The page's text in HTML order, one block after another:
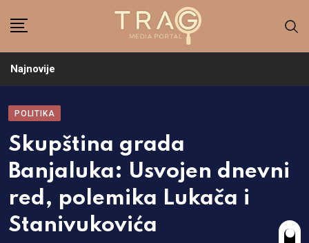
Najnovije
POLITIKA
Skupština grada
Banjaluka: Usvojen dnevni
red, polemika Lukača i
Stanivukovića